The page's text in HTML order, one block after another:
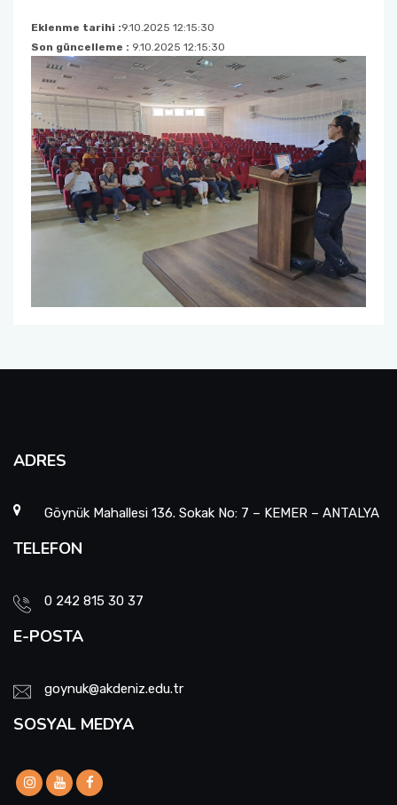
Eklenme tarihi :9.10.2025 12:15:30
Son güncelleme : 9.10.2025 12:15:30
ADRES
Göynük Mahallesi 136. Sokak No: 7 – KEMER – ANTALYA
TELEFON
0 242 815 30 37
E-POSTA
goynuk@akdeniz.edu.tr
SOSYAL MEDYA